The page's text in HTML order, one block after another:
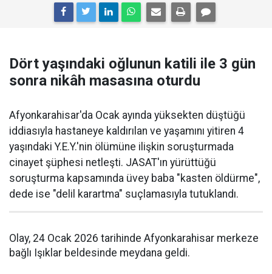
Dört yaşındaki oğlunun katili ile 3 gün
sonra nikâh masasına oturdu
Afyonkarahisar'da Ocak ayında yüksekten düştüğü
iddiasıyla hastaneye kaldırılan ve yaşamını yitiren 4
yaşındaki Y.E.Y.'nin ölümüne ilişkin soruşturmada
cinayet şüphesi netleşti. JASAT'ın yürüttüğü
soruşturma kapsamında üvey baba "kasten öldürme",
dede ise "delil karartma" suçlamasıyla tutuklandı.
Olay, 24 Ocak 2026 tarihinde Afyonkarahisar merkeze
bağlı Işıklar beldesinde meydana geldi.